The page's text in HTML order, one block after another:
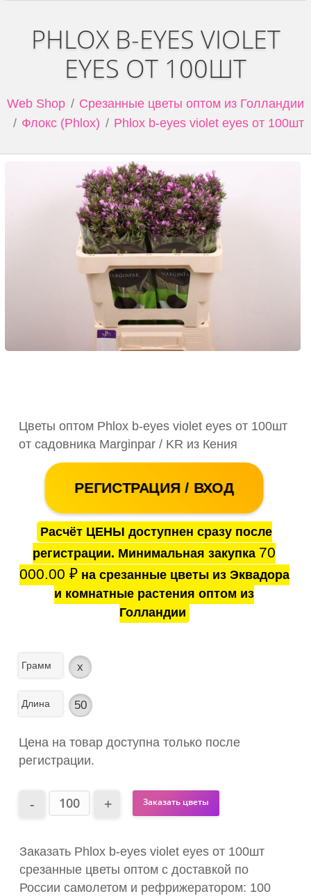
PHLOX B-EYES VIOLET
EYES ОТ 100ШТ
Web Shop
Срезанные цветы оптом из Голландии
Флокс (Phlox)
Phlox b-eyes violet eyes от 100шт
Цветы оптом Phlox b-eyes violet eyes от 100шт
от садовника Marginpar / KR из Кения
РЕГИСТРАЦИЯ / ВХОД
Расчёт ЦЕНЫ доступнен сразу после
регистрации. Минимальная закупка 70
000.00 ₽на срезанные цветы из Эквадора
и комнатные растения оптом из
Голландии
Грамм x
Длина 50
Цена на товар доступна только после
регистрации.
Заказать цветы
Заказать Phlox b-eyes violet eyes от 100шт
срезанные цветы оптом с доставкой по
России самолетом и рефрижератором: 100